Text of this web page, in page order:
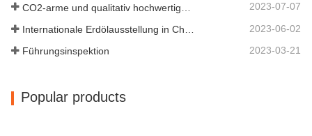
2023-07-07
2023-06-02
Führungsinspektion 2023-03-21
Popular products